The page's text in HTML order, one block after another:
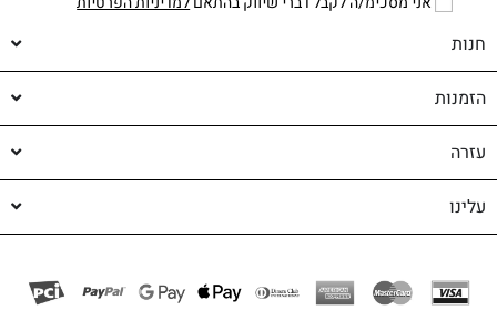
חנות
הזמנות
עזרה
עלינו